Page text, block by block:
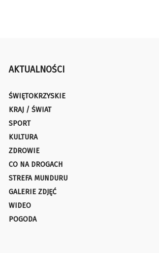
AKTUALNOŚCI
ŚWIĘTOKRZYSKIE
KRAJ / ŚWIAT
SPORT
KULTURA
ZDROWIE
CO NA DROGACH
STREFA MUNDURU
GALERIE ZDJĘĆ
WIDEO
POGODA